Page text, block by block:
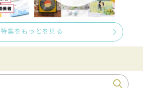
特集をもっとを見る